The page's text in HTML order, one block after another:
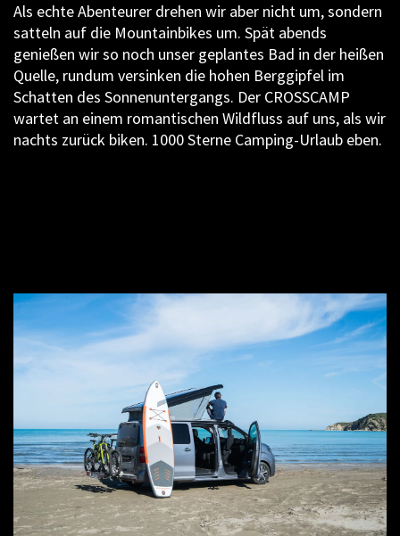
Als echte Abenteurer drehen wir aber nicht um, sondern
satteln auf die Mountainbikes um. Spät abends
genießen wir so noch unser geplantes Bad in der heißen
Quelle, rundum versinken die hohen Berggipfel im
Schatten des Sonnenuntergangs. Der CROSSCAMP
wartet an einem romantischen Wildfluss auf uns, als wir
nachts zurück biken. 1000 Sterne Camping-Urlaub eben.